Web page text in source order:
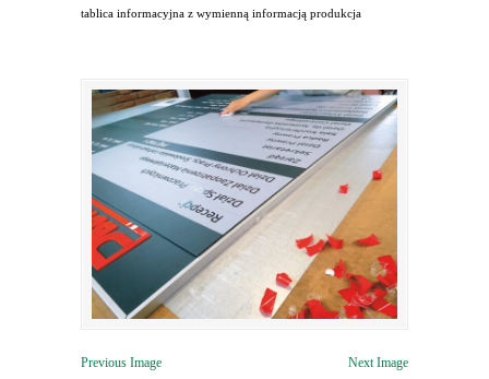
tablica informacyjna z wymienną informacją produkcja
Previous Image Next Image